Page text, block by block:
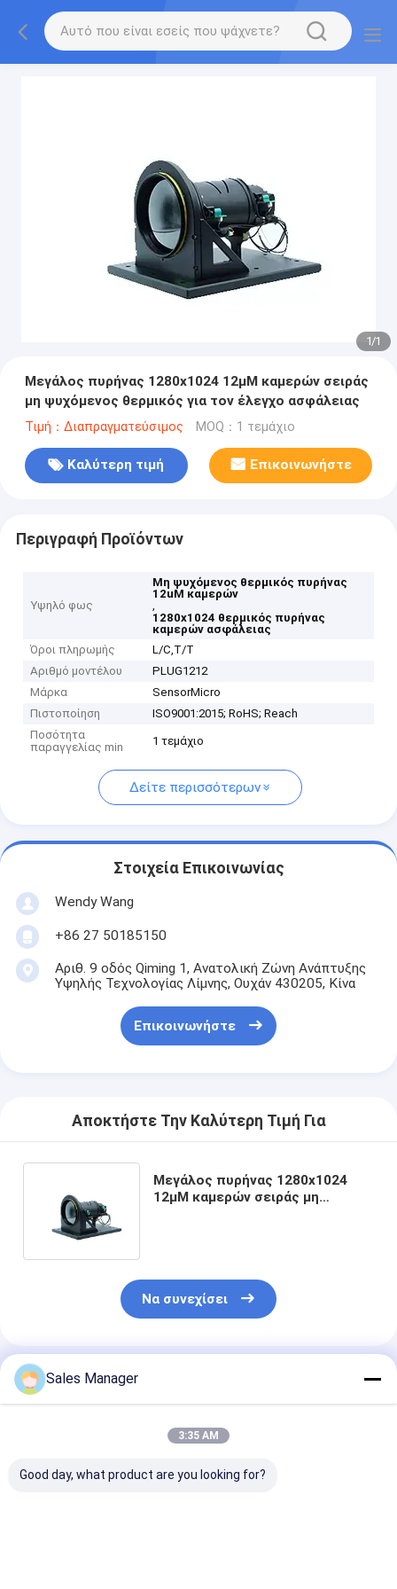
1/1
Μεγάλος πυρήνας 1280x1024 12μM καμερών σειράς
μη ψυχόμενος θερμικός για τον έλεγχο ασφάλειας
Τιμή：Διαπραγματεύσιμος MOQ：1 τεμάχιο
Καλύτερη τιμή Επικοινωνήστε
Περιγραφή Προϊόντων
Υψηλό φως
Μη ψυχόμενος θερμικός πυρήνας
12uM καμερών
,
1280x1024 θερμικός πυρήνας
καμερών ασφάλειας
Όροι πληρωμής
L/C,T/T
Αριθμό μοντέλου
PLUG1212
Μάρκα
SensorMicro
Πιστοποίηση
ISO9001:2015; RoHS; Reach
Ποσότητα
παραγγελίας min
1 τεμάχιο
Δείτε περισσότερων
Στοιχεία Επικοινωνίας
Wendy Wang
+86 27 50185150
Αριθ. 9 οδός Qiming 1, Ανατολική Ζώνη Ανάπτυξης
Υψηλής Τεχνολογίας Λίμνης, Ουχάν 430205, Κίνα
Επικοινωνήστε
Αποκτήστε Την Καλύτερη Τιμή Για
Μεγάλος πυρήνας 1280x1024
12μM καμερών σειράς μη
Να συνεχίσει
Συνιστώμενα Προϊόντα
Sales Manager
3:35 AM
Good day, what product are you looking for?